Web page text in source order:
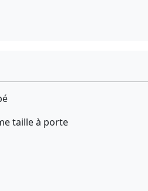
taille à porte